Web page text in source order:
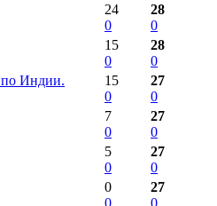
24
0
28
0
15
0
28
0
Индии.
15
0
27
0
7
0
27
0
5
0
27
0
0
0
27
0